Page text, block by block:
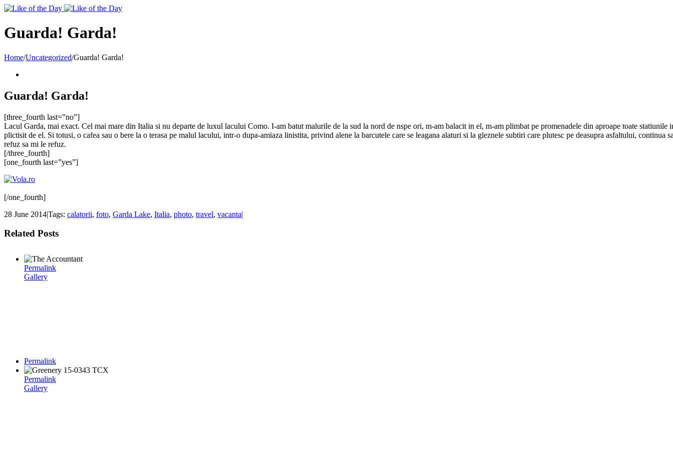
Toggle
Area
Guarda! Garda!
Home/Uncategorized/Guarda! Garda!
Guarda! Garda!
[three_fourth last=”no”]
Lacul Garda, mai exact. Cel mai mare din Italia si nu departe de luxul lacului Como. I-am batut malurile de la sud la nord de nspe ori, m-am balacit in el, m-am plimbat pe promenadele din aproape toate statiunile
plictisit de el. Si totusi, o cafea sau o bere la o terasa pe malul lacului, intr-o dupa-amiaza linistita, privind alene la barcutele care se leagana alaturi si la gleznele subtiri care plutesc pe deasupra asfaltului, continua
refuz sa mi le refuz.
[/three_fourth]
[one_fourth last=”yes”]
[/one_fourth]
28 June 2014|Tags: calatorii, foto, Garda Lake, Italia, photo, travel, vacanta|
Related Posts
Permalink
Gallery
Permalink
Permalink
Gallery